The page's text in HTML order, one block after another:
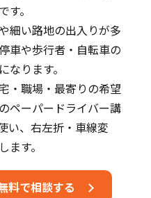
。
細い路地の出入りが多
車や歩行者・自転車の
ります。
・職場・最寄りの希望
ペーパードライバー講
い、右左折・車線変
す。
料で相談する